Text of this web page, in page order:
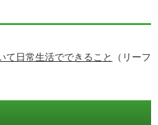
て日常生活でできること
（リーフ